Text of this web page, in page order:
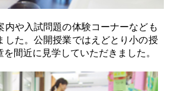
や入試問題の体験コーナーなども
した。公開授業ではえどとり小の授
間近に見学していただきました。